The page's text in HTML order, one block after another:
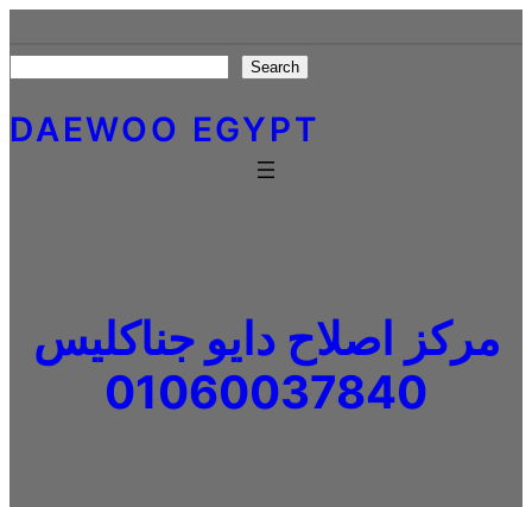
to
content
Search
DAEWOO EGYPT
مركز اصلاح دايو جناكليس
01060037840